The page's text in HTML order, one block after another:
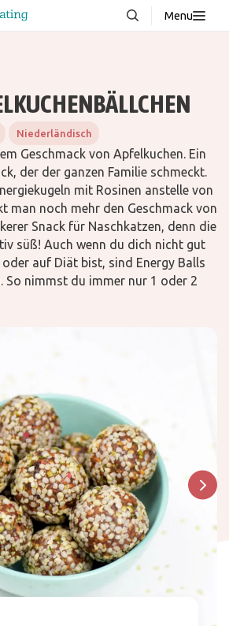
Menu
Produkte
Rezepte
Niederländisch
Geschmack von Apfelkuchen. Ein
der der ganzen Familie schmeckt.
mit Rosinen anstelle von
man noch mehr den Geschmack von
Snack für Naschkatzen, denn die
süß! Auch wenn du dich nicht gut
auf Diät bist, sind Energy Balls
So nimmst du immer nur 1 oder 2